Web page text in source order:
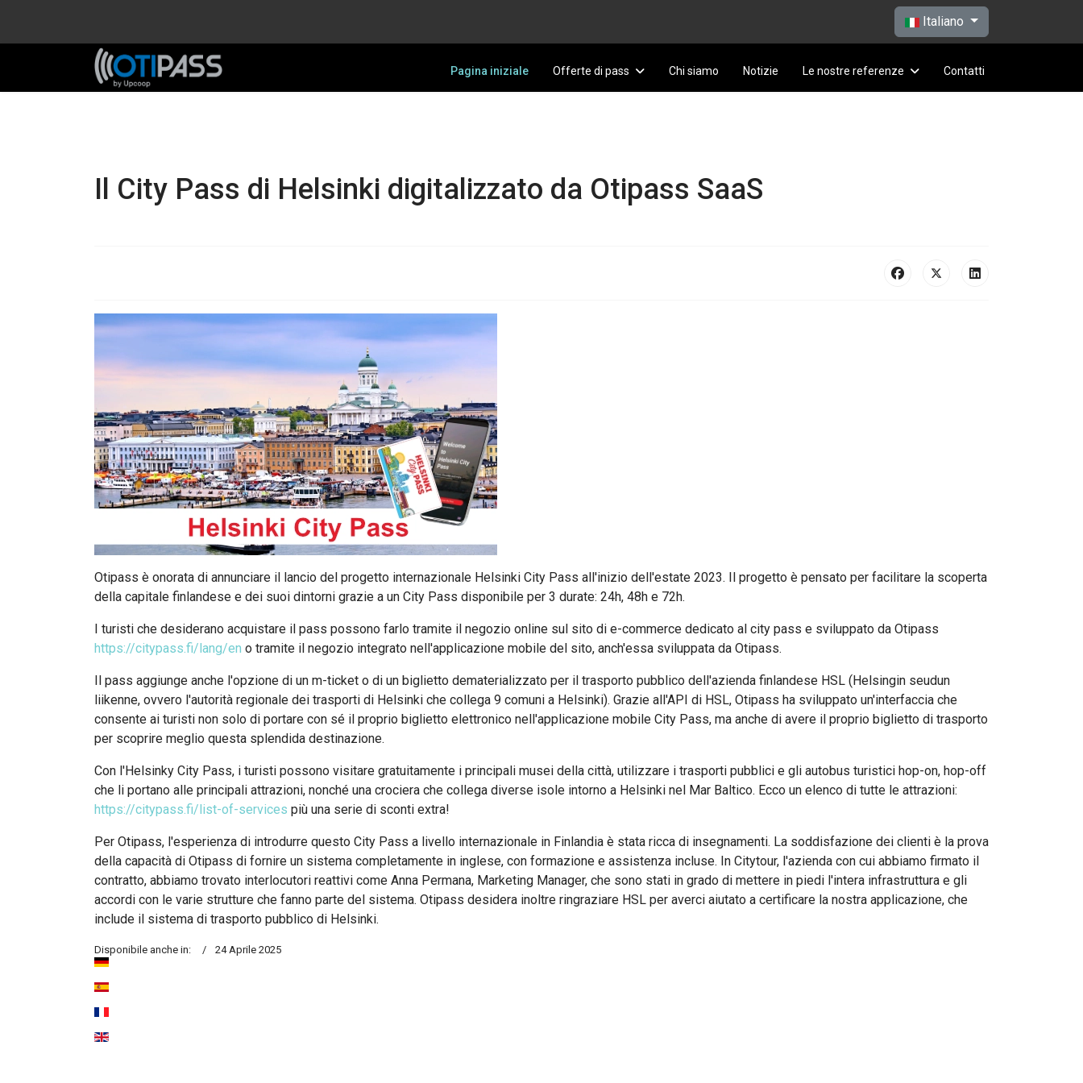
Seleziona la tua lingua
Italiano
Pagina iniziale Offerte di pass Chi siamo Notizie Le nostre referenze Contatti
Il City Pass di Helsinki digitalizzato da Otipass SaaS
Otipass è onorata di annunciare il lancio del progetto internazionale Helsinki City Pass all'inizio dell'estate 2023. Il progetto è pensato per facilitare la scoperta
della capitale finlandese e dei suoi dintorni grazie a un City Pass disponibile per 3 durate: 24h, 48h e 72h.
I turisti che desiderano acquistare il pass possono farlo tramite il negozio online sul sito di e-commerce dedicato al city pass e sviluppato da Otipass
https://citypass.fi/lang/en o tramite il negozio integrato nell'applicazione mobile del sito, anch'essa sviluppata da Otipass.
Il pass aggiunge anche l'opzione di un m-ticket o di un biglietto dematerializzato per il trasporto pubblico dell'azienda finlandese HSL (Helsingin seudun
liikenne, ovvero l'autorità regionale dei trasporti di Helsinki che collega 9 comuni a Helsinki). Grazie all'API di HSL, Otipass ha sviluppato un'interfaccia che
consente ai turisti non solo di portare con sé il proprio biglietto elettronico nell'applicazione mobile City Pass, ma anche di avere il proprio biglietto di trasporto
per scoprire meglio questa splendida destinazione.
Con l'Helsinky City Pass, i turisti possono visitare gratuitamente i principali musei della città, utilizzare i trasporti pubblici e gli autobus turistici hop-on, hop-off
che li portano alle principali attrazioni, nonché una crociera che collega diverse isole intorno a Helsinki nel Mar Baltico. Ecco un elenco di tutte le attrazioni:
https://citypass.fi/list-of-services più una serie di sconti extra!
Per Otipass, l'esperienza di introdurre questo City Pass a livello internazionale in Finlandia è stata ricca di insegnamenti. La soddisfazione dei clienti è la prova
della capacità di Otipass di fornire un sistema completamente in inglese, con formazione e assistenza incluse. In Citytour, l'azienda con cui abbiamo firmato il
contratto, abbiamo trovato interlocutori reattivi come Anna Permana, Marketing Manager, che sono stati in grado di mettere in piedi l'intera infrastruttura e gli
accordi con le varie strutture che fanno parte del sistema. Otipass desidera inoltre ringraziare HSL per averci aiutato a certificare la nostra applicazione, che
include il sistema di trasporto pubblico di Helsinki.
Disponibile anche in: 24 Aprile 2025